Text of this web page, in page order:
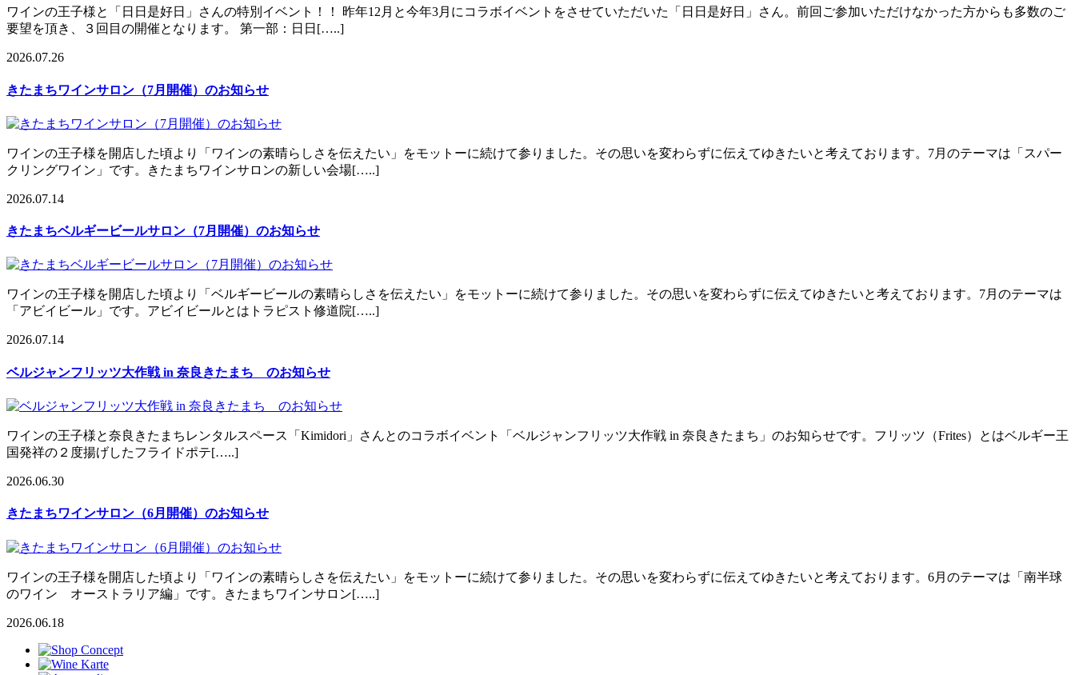
ワインの王子様と「日日是好日」さんの特別イベント！！ 昨年12月と今年3月にコラボイベントをさせていただいた「日日是好日」さん。前回ご参加いただけなかった方からも多数のご
要望を頂き、３回目の開催となります。 第一部：日日[…..]
2026.07.26
きたまちワインサロン（7月開催）のお知らせ
ワインの王子様を開店した頃より「ワインの素晴らしさを伝えたい」をモットーに続けて参りました。その思いを変わらずに伝えてゆきたいと考えております。7月のテーマは「スパー
クリングワイン」です。きたまちワインサロンの新しい会場[…..]
2026.07.14
きたまちベルギービールサロン（7月開催）のお知らせ
ワインの王子様を開店した頃より「ベルギービールの素晴らしさを伝えたい」をモットーに続けて参りました。その思いを変わらずに伝えてゆきたいと考えております。7月のテーマは
「アビイビール」です。アビイビールとはトラピスト修道院[…..]
2026.07.14
ベルジャンフリッツ大作戦 in 奈良きたまち のお知らせ
ワインの王子様と奈良きたまちレンタルスペース「Kimidori」さんとのコラボイベント「ベルジャンフリッツ大作戦 in 奈良きたまち」のお知らせです。フリッツ（Frites）とはベルギー王
国発祥の２度揚げしたフライドポテ[…..]
2026.06.30
きたまちワインサロン（6月開催）のお知らせ
ワインの王子様を開店した頃より「ワインの素晴らしさを伝えたい」をモットーに続けて参りました。その思いを変わらずに伝えてゆきたいと考えております。6月のテーマは「南半球
のワイン オーストラリア編」です。きたまちワインサロン[…..]
2026.06.18